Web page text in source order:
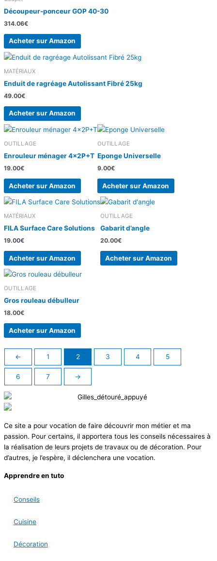
Découpeur-ponceur GOP 40-30
314.06€
Acheter sur Amazon
MATÉRIAUX
Enduit de ragréage Autolissant Fibré 25kg
49.00€
Acheter sur Amazon
OUTILLAGE
Enrouleur ménager 4x2P+T
19.00€
Acheter sur Amazon
OUTILLAGE
Eponge Universelle
9.00€
Acheter sur Amazon
MATÉRIAUX
FILA Surface Care Solutions
19.00€
Acheter sur Amazon
OUTILLAGE
Gabarit d’angle
20.00€
Acheter sur Amazon
OUTILLAGE
Gros rouleau débulleur
18.00€
Acheter sur Amazon
← 1 2 3 4 5
6 7 →
Ce site a pour vocation de faire découvrir mon métier et ma
passion. Pour certains, il apportera tous les conseils nécessaires à
la réalisation de leurs projets de travaux ou de décoration. Pour
d’autres, je l’espère, il déclenchera une vocation.
Apprendre en tuto
Conseils
Cuisine
Décoration